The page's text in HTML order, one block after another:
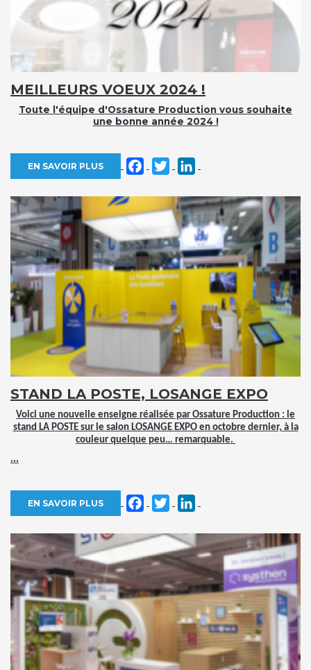
MEILLEURS VOEUX 2024 !
Toute l'équipe d'Ossature Production vous souhaite
une bonne année 2024!
EN SAVOIR PLUS Facebook
Twitter
STAND LA POSTE, LOSANGE EXPO
Voici une nouvelle enseigne réalisée par Ossature Production : le
stand LA POSTE sur le salon LOSANGE EXPO en octobre dernier, à la
couleur quelque peu… remarquable.
...
EN SAVOIR PLUS Facebook
Twitter